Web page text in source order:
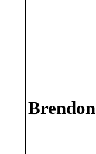
Brendon